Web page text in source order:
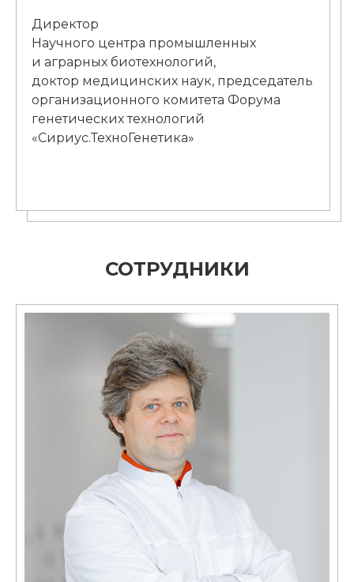
Директор
Научного центра промышленных
и аграрных биотехнологий,
доктор медицинских наук, председатель
организационного комитета Форума
генетических технологий
«Сириус.ТехноГенетика»
СОТРУДНИКИ